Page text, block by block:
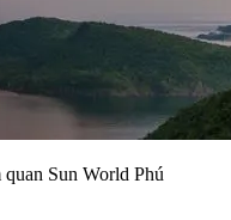
Sun World Phú